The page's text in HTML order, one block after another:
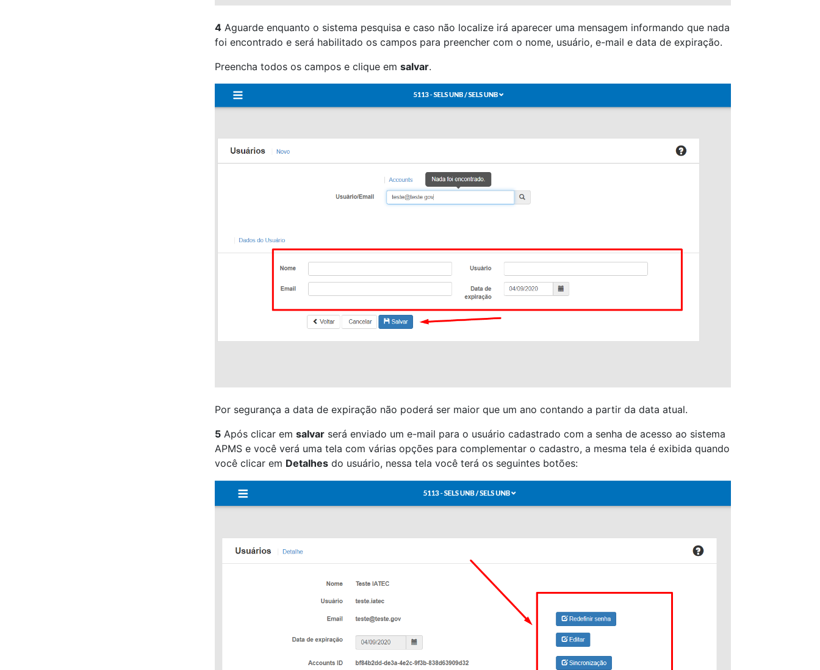
4Aguarde enquanto o sistema pesquisa e caso não localize irá aparecer uma mensagem informando que nada
foi encontrado e será habilitado os campos para preencher com o nome, usuário, e-mail e data de expiração.
Preencha todos os campos e clique em salvar.
Por segurança a data de expiração não poderá ser maior que um ano contando a partir da data atual.
5Após clicar em salvarserá enviado um e-mail para o usuário cadastrado com a senha de acesso ao sistema
APMS e você verá uma tela com várias opções para complementar o cadastro, a mesma tela é exibida quando
você clicar em Detalhesdo usuário, nessa tela você terá os seguintes botões: